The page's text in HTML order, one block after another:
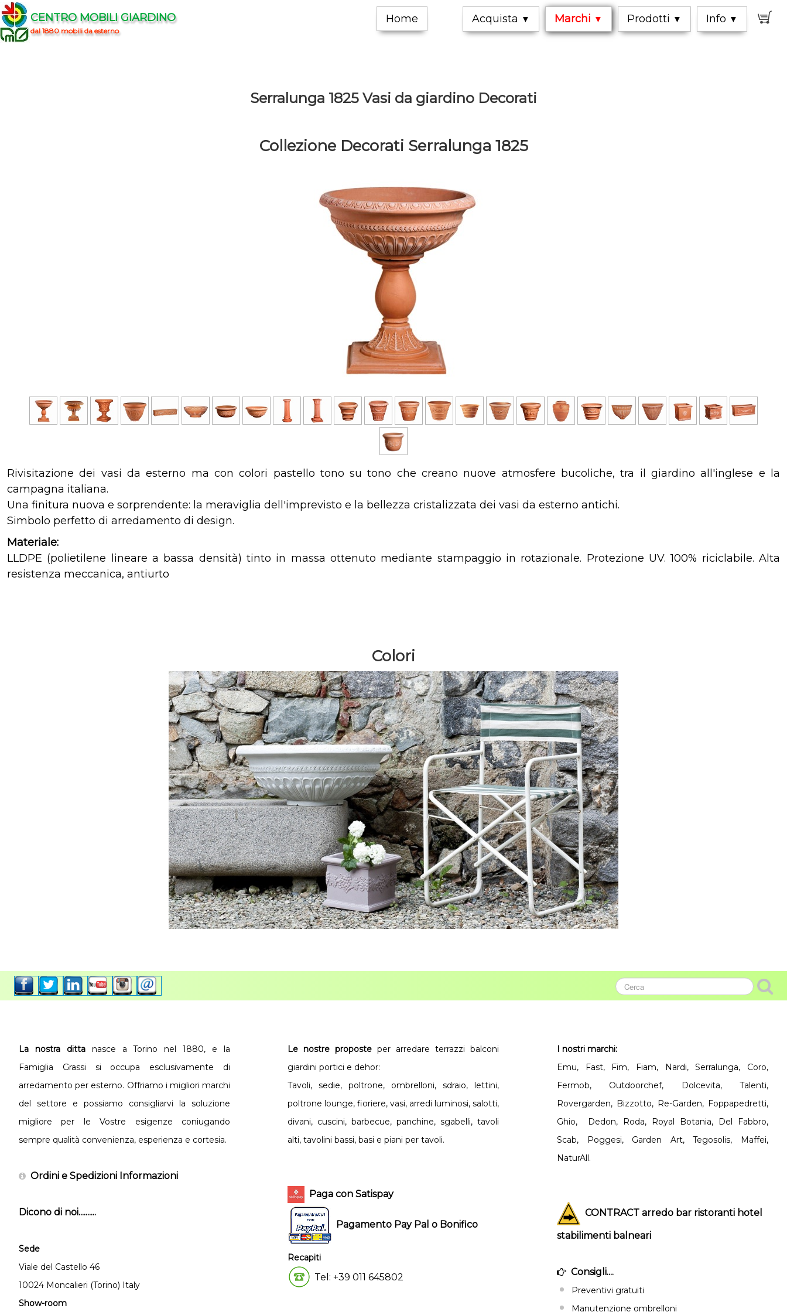
CENTRO MOBILI GIARDINO
dal 1880 mobili da esterno
Home Acquista ▼ Marchi ▼ Prodotti ▼ Info ▼
Serralunga 1825 Vasi da giardino Decorati
Collezione Decorati Serralunga 1825
Rivisitazione dei vasi da esterno ma con colori pastello tono su tono che creano nuove atmosfere bucoliche, tra il giardino all'inglese e la
campagna italiana.
Una finitura nuova e sorprendente: la meraviglia dell'imprevisto e la bellezza cristalizzata dei vasi da esterno antichi.
Simbolo perfetto di arredamento di design.
Materiale:
LLDPE (polietilene lineare a bassa densità) tinto in massa ottenuto mediante stampaggio in rotazionale. Protezione UV. 100% riciclabile. Alta
resistenza meccanica, antiurto
Colori
La nostra dittanasce a Torino nel 1880, e la
Famiglia Grassi si occupa esclusivamente di
arredamento per esterno. Offriamo i migliori marchi
del settore e possiamo consigliarvi la soluzione
migliore per le Vostre esigenze coniugando
sempre qualità convenienza, esperienza e cortesia.
Ordini e Spedizioni Informazioni
Dicono di noi..........
Sede
Viale del Castello 46
10024 Moncalieri (Torino) Italy
Show-room
Le nostre proposte per arredare terrazzi balconi
giardini portici e dehor:
Tavoli, sedie, poltrone, ombrelloni, sdraio, lettini,
poltrone lounge, fioriere, vasi, arredi luminosi, salotti,
divani, cuscini, barbecue, panchine, sgabelli, tavoli
alti, tavolini bassi, basi e piani per tavoli.
Paga con Satispay
Pagamento Pay Pal o Bonifico
Recapiti
Tel: +39 011 645802
I nostri marchi:
Emu, Fast, Fim, Fiam, Nardi, Serralunga, Coro,
Fermob, Outdoorchef, Dolcevita, Talenti,
Rovergarden, Bizzotto, Re-Garden, Foppapedretti,
Ghio, Dedon, Roda, Royal Botania, Del Fabbro,
Scab, Poggesi, Garden Art, Tegosolis, Maffei,
NaturAll.
CONTRACT arredo bar ristoranti hotel
stabilimenti balneari
Consigli....
Preventivi gratuiti
Manutenzione ombrelloni